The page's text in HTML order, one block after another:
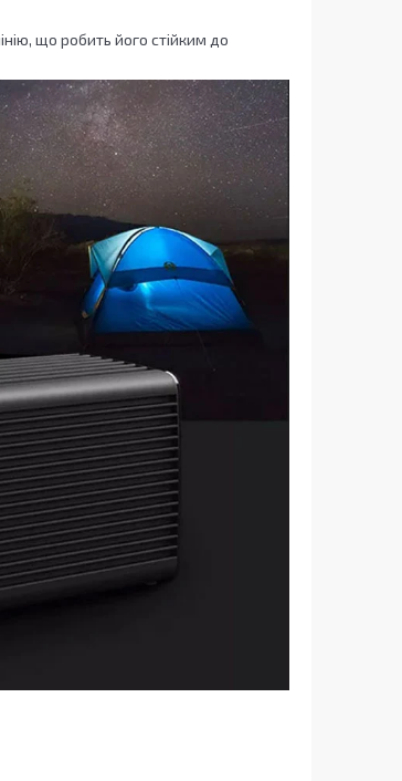
що робить його стійким до